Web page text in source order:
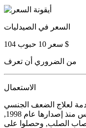
السعر في الصيدليات
سعر 10 حبوب 104 $
من الضروري أن تعرف
الاستعمال
لعلاج الضعف الجنسي
شعبيةً. وبدأت تعتبر ثورة في عالم الجنس منذ إصدارها عام 1998,
الانتصاب الصلب, وحصلوا على